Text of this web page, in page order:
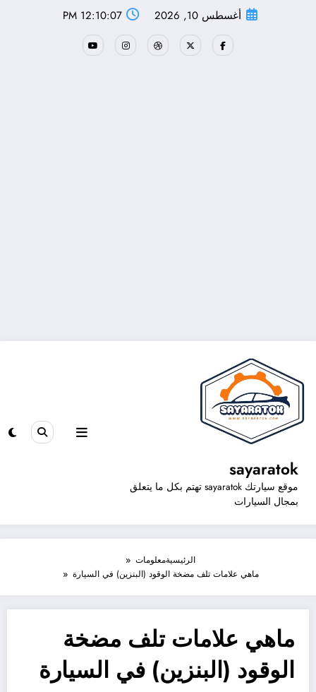
أغسطس 10, 2026 12:10:08 PM
sayaratok
موقع سيارتك sayaratok تهتم بكل ما يتعلق
بمجال السيارات
الرئيسيةمعلومات
ماهي علامات تلف مضخة الوقود (البنزين) في السيارة
ماهي علامات تلف مضخة
الوقود (البنزين) في السيارة